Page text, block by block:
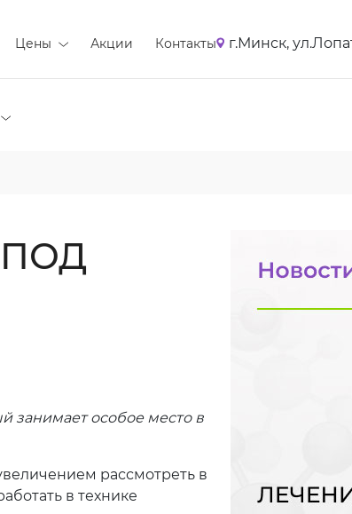
Цены Акции Контакты г.Минск,
занимает особое место в
рассмотреть в
в технике